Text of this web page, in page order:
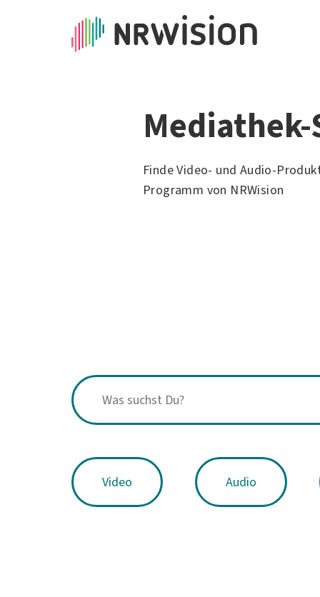
Finde Video- und Audio-
Programm von NRWision
Video Audio